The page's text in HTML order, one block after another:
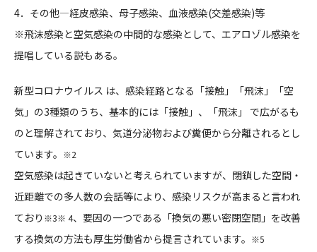
4．その他―経皮感染、母子感染、血液感染(交差感染)等
※飛沫感染と空気感染の中間的な感染として、エアロゾル感染を
提唱している説もある。
新型コロナウイルス は、感染経路となる「接触」「飛沫」「空
気」の3種類のうち、基本的には「接触」、「飛沫」 で広がるも
のと理解されており、気道分泌物および糞便から分離されるとし
ています。 ※2
空気感染は起きていないと考えられていますが、閉鎖した空間・
近距離での多人数の会話等により、感染リスクが高まると言われ
ており ※3※ 4、要因の一つである「換気の悪い密閉空間」を改善
する換気の方法も厚生労働省から提言されています。 ※5